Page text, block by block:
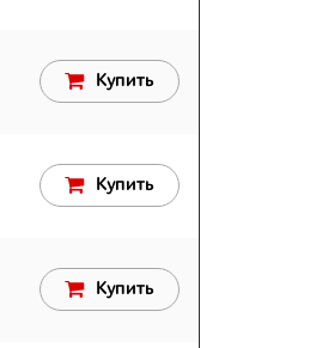
Купить
Купить
Купить